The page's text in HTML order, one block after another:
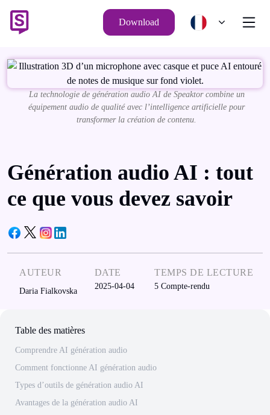
Download
La technologie de génération audio AI de Speaktor combine un
équipement audio de qualité avec l’intelligence artificielle pour
transformer la création de contenu.
Génération audio AI : tout
ce que vous devez savoir
AUTEUR
Daria Fialkovska
DATE
2025-04-04
TEMPS DE LECTURE
5 Compte-rendu
Table des matières
Comprendre AI génération audio
Comment fonctionne AI génération audio
Types d’outils de génération audio AI
Avantages de la génération audio AI